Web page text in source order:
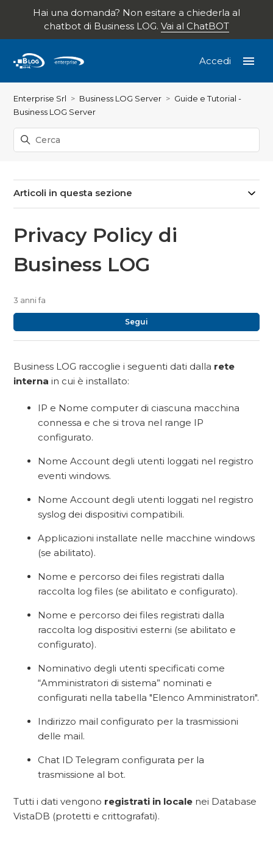
Hai una domanda? Non esitare a chiederla al
chatbot di Business LOG. Vai al ChatBOT
Accedi
Enterprise Srl Business LOG Server
Guide e Tutorial -
Business LOG Server
Articoli in questa sezione
Privacy Policy di
Business LOG
3 anni fa
Segui
Business LOG raccoglie i seguenti dati dalla rete
interna in cui è installato:
IP e Nome computer di ciascuna macchina
connessa e che si trova nel range IP
configurato.
Nome Account degli utenti loggati nel registro
eventi windows.
Nome Account degli utenti loggati nel registro
syslog dei dispositivi compatibili.
Applicazioni installate nelle macchine windows
(se abilitato).
Nome e percorso dei files registrati dalla
raccolta log files (se abilitato e configurato).
Nome e percorso dei files registrati dalla
raccolta log dispositivi esterni (se abilitato e
configurato).
Nominativo degli utenti specificati come
“Amministratori di sistema” nominati e
configurati nella tabella "Elenco Amministratori".
Indirizzo mail configurato per la trasmissioni
delle mail.
Chat ID Telegram configurata per la
trasmissione al bot.
Tutti i dati vengono registrati in locale nei Database
VistaDB (protetti e crittografati).